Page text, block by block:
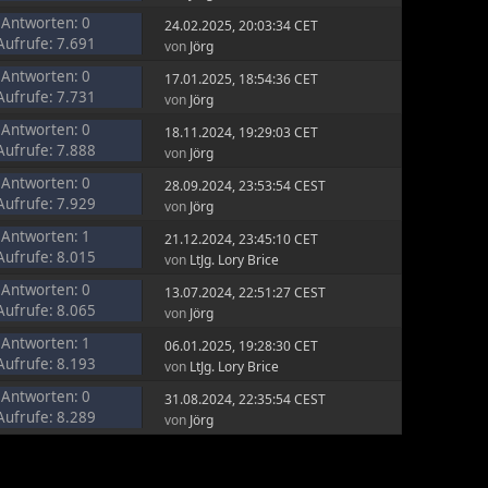
Antworten: 0
7.691
24.02.2025, 20:03:34 CET
von Jörg
Antworten: 0
7.731
17.01.2025, 18:54:36 CET
von Jörg
Antworten: 0
7.888
18.11.2024, 19:29:03 CET
von Jörg
Antworten: 0
7.929
28.09.2024, 23:53:54 CEST
von Jörg
Antworten: 1
8.015
21.12.2024, 23:45:10 CET
von LtJg. Lory Brice
Antworten: 0
8.065
13.07.2024, 22:51:27 CEST
von Jörg
Antworten: 1
8.193
06.01.2025, 19:28:30 CET
von LtJg. Lory Brice
Antworten: 0
8.289
31.08.2024, 22:35:54 CEST
von Jörg